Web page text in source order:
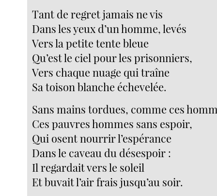
Tant de regret jamais ne vis
Dans les yeux d’un homme, levés
Vers la petite tente bleue
Qu’est le ciel pour les prisonniers,
Vers chaque nuage qui traîne
Sa toison blanche échevelée.
Sans mains tordues, comme ces
Ces pauvres hommes sans espoir,
Qui osent nourrir l’espérance
Dans le caveau du désespoir :
Il regardait vers le soleil
Et buvait l’air frais jusqu’au soir.